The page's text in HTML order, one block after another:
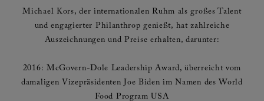
Michael Kors, der internationalen Ruhm als großes Talent
und engagierter Philanthrop genießt, hat zahlreiche
Auszeichnungen und Preise erhalten, darunter:
2016: McGovern-Dole Leadership Award, überreicht vom
damaligen Vizepräsidenten Joe Biden im Namen des World
Food Program USA